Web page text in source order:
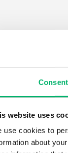
Consent
website uses
use cookies to
about